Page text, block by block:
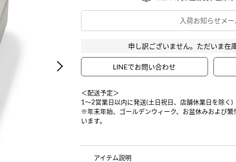
NEXT
入荷お知らせメー
申し訳ございません。ただいま在
LINEでお問い合わせ
＜配送予定＞
1〜2営業日以内に発送(土日祝日、店舗休業日を除く)
※年末年始、ゴールデンウィーク、お盆休みおよび
います。
アイテム説明